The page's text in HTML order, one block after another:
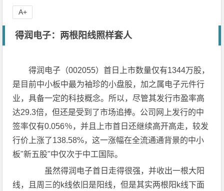
得润电子：两根阳线照样套人
得润电子（002055）首日上市数量仅有1344万股，
是目前中小板中最为袖珍的小盘股，加之属电子元件行
业，具备一定的科技概念。所以，尽管其发行市盈率高
达29.3倍，但还是受到了市场追捧。公司网上发行的中
签率仅有0.056％，并且上市首日还继续高开高走，较发
行价上涨了138.58%，这一涨幅在全流通通背景的中小
板"新五股"中仅次于中工国际。
虽然得润电子首日走得很强，并收出一根大阳
线，且周三的k线依旧是阳线，但是其实两根阳k线下面
A+